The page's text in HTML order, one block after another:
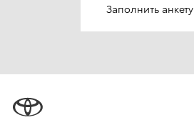
Заполнить анкету